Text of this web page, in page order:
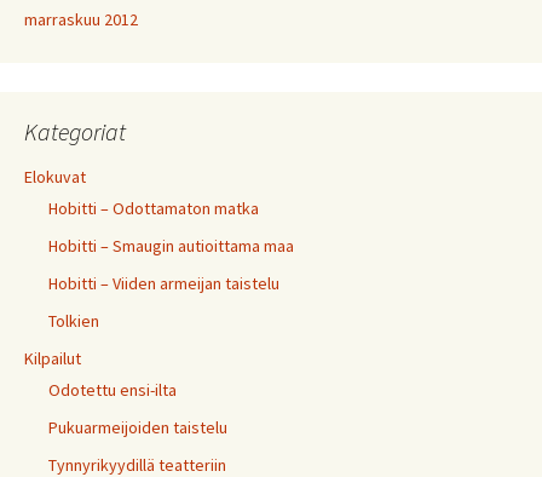
marraskuu 2012
Kategoriat
Elokuvat
Hobitti – Odottamaton matka
Hobitti – Smaugin autioittama maa
Hobitti – Viiden armeijan taistelu
Tolkien
Kilpailut
Odotettu ensi-ilta
Pukuarmeijoiden taistelu
Tynnyrikyydillä teatteriin